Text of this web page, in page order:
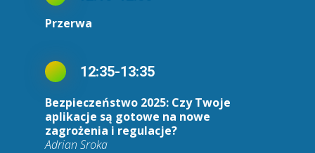
Przerwa
Bezpieczeństwo 2025: Czy Twoje
aplikacje są gotowe na nowe
zagrożenia i regulacje?
Adrian Sroka
12:35-13:35